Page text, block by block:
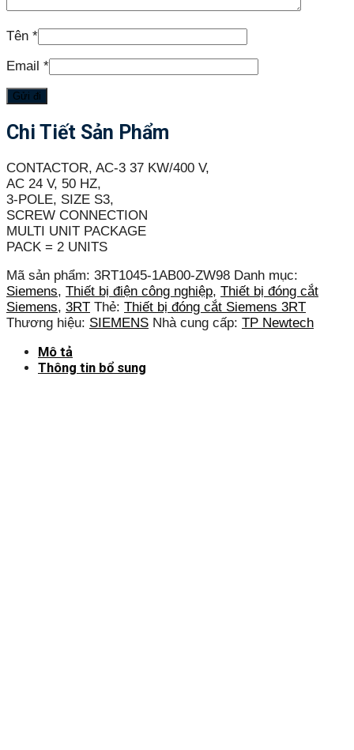
Tên *
Email *
Chi Tiết Sản Phẩm
CONTACTOR, AC-3 37 KW/400 V,
AC 24 V, 50 HZ,
3-POLE, SIZE S3,
SCREW CONNECTION
MULTI UNIT PACKAGE
PACK = 2 UNITS
Mã sản phẩm: 3RT1045-1AB00-ZW98 Danh mục:
Siemens, Thiết bị điện công nghiệp, Thiết bị đóng cắt
Siemens, 3RT Thẻ: Thiết bị đóng cắt Siemens 3RT
Thương hiệu: SIEMENS Nhà cung cấp: TP Newtech
Mô tả
Thông tin bổ sung